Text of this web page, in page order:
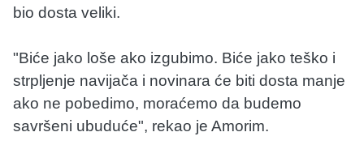
bio dosta veliki.
"Biće jako loše ako izgubimo. Biće jako teško i
strpljenje navijača i novinara će biti dosta manje
ako ne pobedimo, moraćemo da budemo
savršeni ubuduće", rekao je Amorim.